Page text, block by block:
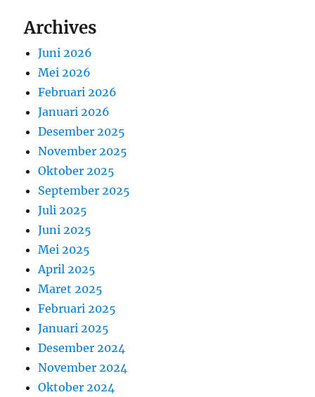
Archives
Juni 2026
Mei 2026
Februari 2026
Januari 2026
Desember 2025
November 2025
Oktober 2025
September 2025
Juli 2025
Juni 2025
Mei 2025
April 2025
Maret 2025
Februari 2025
Januari 2025
Desember 2024
November 2024
Oktober 2024